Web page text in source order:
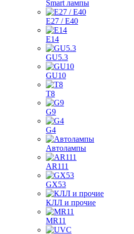
Smart лампы
E27 / E40
E14
GU5.3
GU10
T8
G9
G4
Автолампы
AR111
GX53
КЛЛ и прочие
MR11